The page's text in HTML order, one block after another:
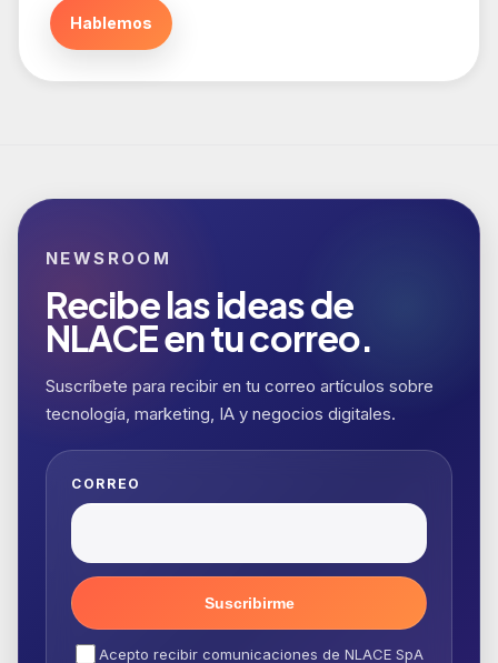
Hablemos
NEWSROOM
Recibe las ideas de
NLACE en tu correo.
Suscríbete para recibir en tu correo artículos sobre
tecnología, marketing, IA y negocios digitales.
CORREO
Suscribirme
Acepto recibir comunicaciones de NLACE SpA